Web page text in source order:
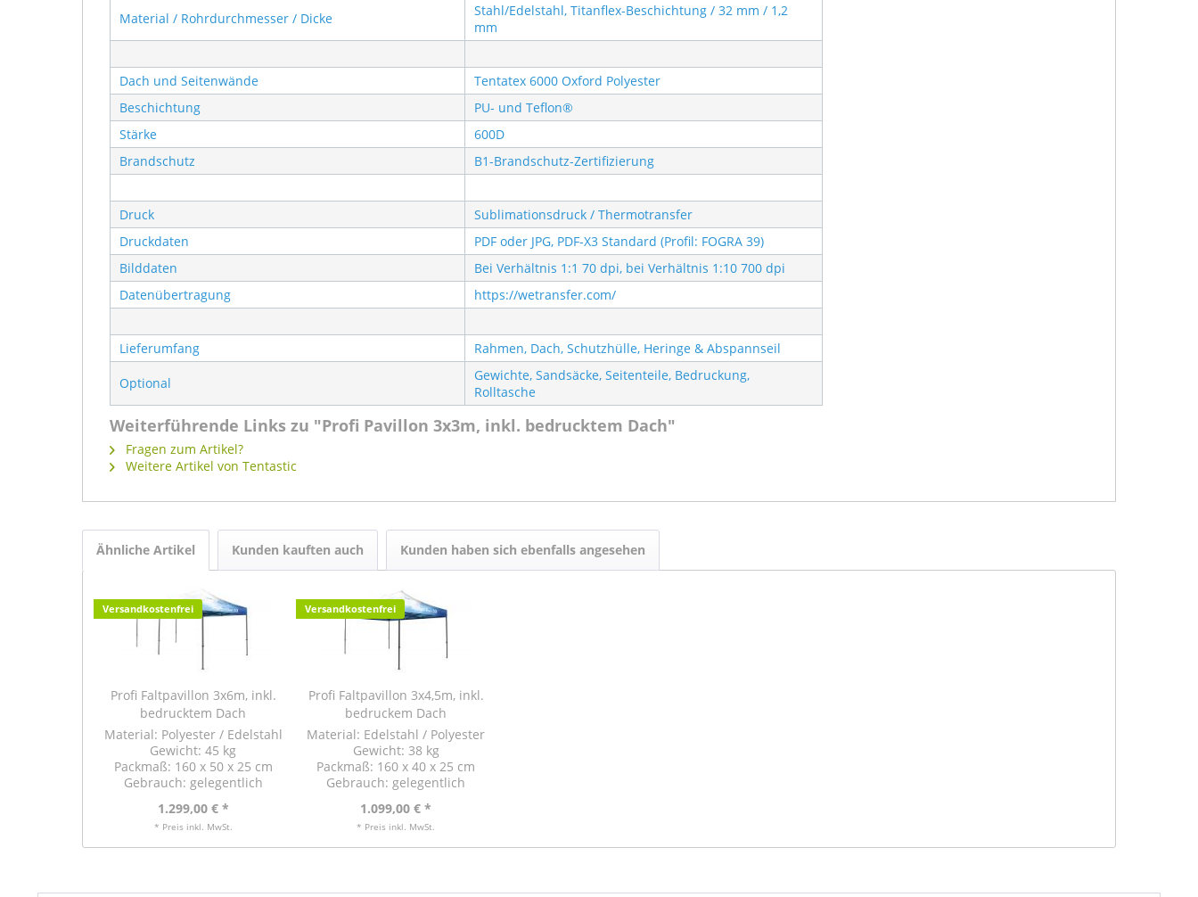
Material / Rohrdurchmesser / Dicke
Stahl/Edelstahl, Titanflex-Beschichtung / 32 mm / 1,2
mm
Dach und Seitenwände
Tentatex 6000 Oxford Polyester
Beschichtung
PU- und Teflon®
Stärke
600D
Brandschutz
B1-Brandschutz-Zertifizierung
Druck
Sublimationsdruck / Thermotransfer
Druckdaten
PDF oder JPG, PDF-X3 Standard (Profil: FOGRA 39)
Bilddaten
Bei Verhältnis 1:1 70 dpi, bei Verhältnis 1:10 700 dpi
Datenübertragung
https://wetransfer.com/
Lieferumfang Rahmen, Dach, Schutzhülle, Heringe & Abspannseil
Optional
Gewichte, Sandsäcke, Seitenteile, Bedruckung,
Rolltasche
Weiterführende Links zu "Profi Pavillon 3x3m, inkl. bedrucktem Dach"
Fragen zum Artikel?
Weitere Artikel von Tentastic
Ähnliche Artikel Kunden kauften auch Kunden haben sich ebenfalls angesehen
Versandkostenfrei
Profi Faltpavillon 3x6m, inkl.
bedrucktem Dach
Material: Polyester / Edelstahl
Gewicht: 45 kg
Packmaß: 160 x 50 x 25 cm
Gebrauch: gelegentlich
1.299,00 € *
* Preis inkl. MwSt.
Versandkostenfrei
Profi Faltpavillon 3x4,5m, inkl.
bedruckem Dach
Material: Edelstahl / Polyester
Gewicht: 38 kg
Packmaß: 160 x 40 x 25 cm
Gebrauch: gelegentlich
1.099,00 € *
* Preis inkl. MwSt.